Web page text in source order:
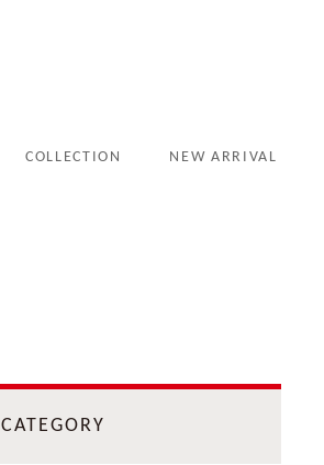
COLLECTION NEW ARRIVAL
CATEGORY